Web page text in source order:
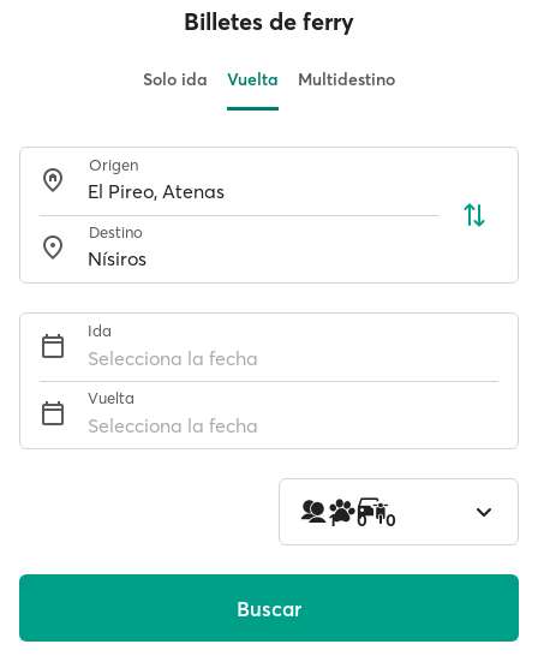
Billetes de ferry
Solo ida Vuelta Multidestino
Origen
Destino
Ida
Selecciona la fecha
Vuelta
Selecciona la fecha
1 0 0
Buscar